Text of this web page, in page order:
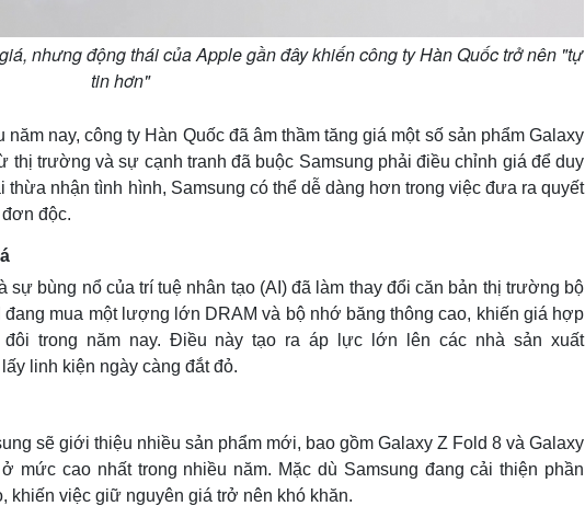
nhưng động thái của Apple gần đây khiến công ty Hàn Quốc trở nên "tự
tin hơn"
nay, công ty Hàn Quốc đã âm thầm tăng giá một số sản phẩm Galaxy
thị trường và sự cạnh tranh đã buộc Samsung phải điều chỉnh giá để duy
nhận tình hình, Samsung có thể dễ dàng hơn trong việc đưa ra quyết
độc.
sự bùng nổ của trí tuệ nhân tạo (AI) đã làm thay đổi căn bản thị trường bộ
mua một lượng lớn DRAM và bộ nhớ băng thông cao, khiến giá hợp
trong năm nay. Điều này tạo ra áp lực lớn lên các nhà sản xuất
linh kiện ngày càng đắt đỏ.
sẽ giới thiệu nhiều sản phẩm mới, bao gồm Galaxy Z Fold 8 và Galaxy
mức cao nhất trong nhiều năm. Mặc dù Samsung đang cải thiện phần
khiến việc giữ nguyên giá trở nên khó khăn.